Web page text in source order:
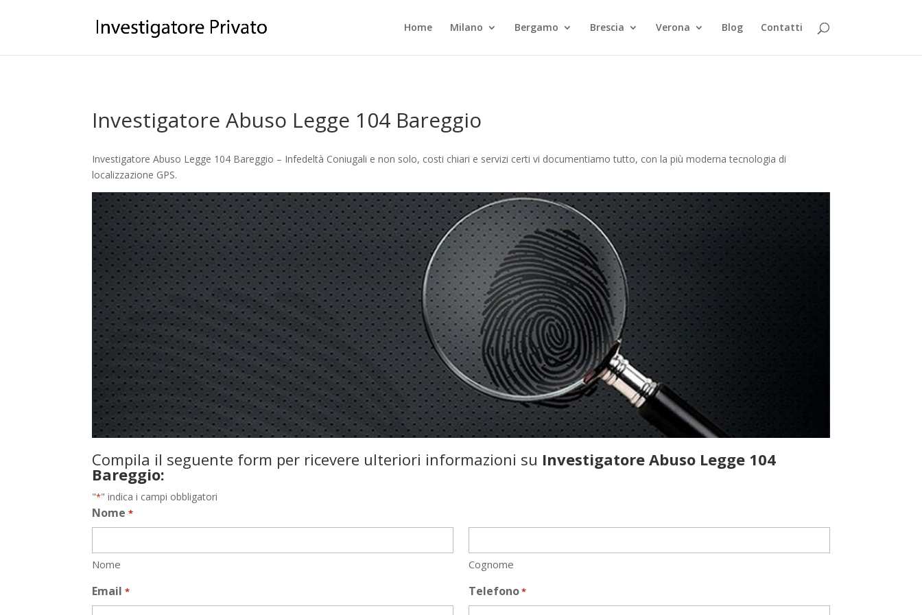
Home Milano Bergamo Brescia Verona Blog Contatti
Investigatore Abuso Legge 104 Bareggio
Investigatore Abuso Legge 104 Bareggio – Infedeltà Coniugali e non solo, costi chiari e servizi certi vi documentiamo tutto, con la più moderna tecnologia di
localizzazione GPS.
Compila il seguente form per ricevere ulteriori informazioni su Investigatore Abuso Legge 104
Bareggio:
"*" indica i campi obbligatori
Nome *
Nome Cognome
Email * Telefono*